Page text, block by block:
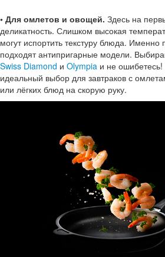
• Для омлетов и овощей. Здесь на
деликатность. Слишком высокая
могут испортить текстуру блюда. Именно
подходят антипригарные модели.
Swiss Diamond и Olympia и не
идеальный выбор для завтраков с
или лёгких блюд на скорую руку.